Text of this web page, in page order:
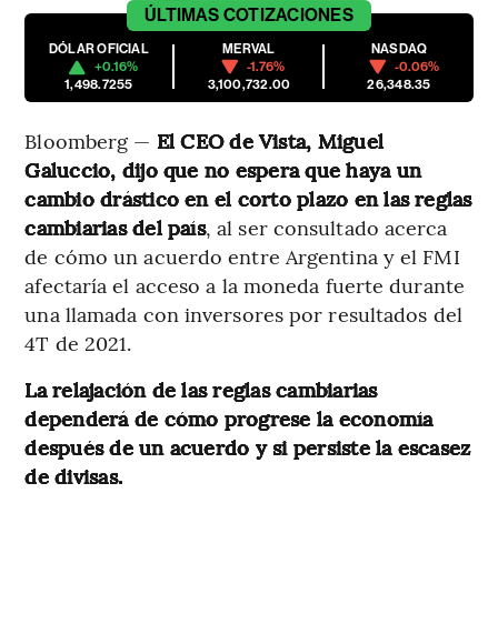
ÚLTIMAS COTIZACIONES
DÓLAR OFICIAL
+0.16%
1,498.7255
MERVAL
-1.76%
3,100,732.00
NASDAQ
-0.06%
26,348.35
Bloomberg — El CEO de Vista, Miguel
Galuccio, dijo que no espera que haya un
cambio drástico en el corto plazo en las reglas
cambiarias del país, al ser consultado acerca
de cómo un acuerdo entre Argentina y el FMI
afectaría el acceso a la moneda fuerte durante
una llamada con inversores por resultados del
4T de 2021.
La relajación de las reglas cambiarias
dependerá de cómo progrese la economía
después de un acuerdo y si persiste la escasez
de divisas.